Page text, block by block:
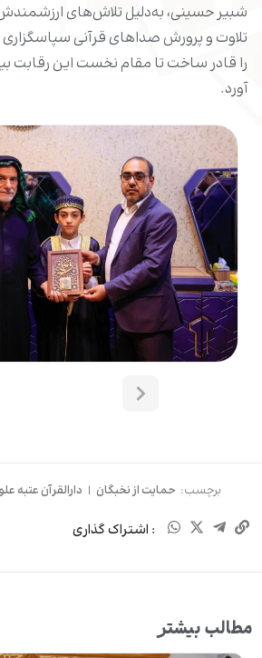
شبیر حسینی، به‌دلیل تلاش‌های
تلاوت و پرورش صداهای قرآنی سپاسگزاری
را قادر ساخت تا مقام نخست این رقابت
آورد.
برچسب: حمایت از نخبگان | دارالقرآن عتبه
: اشتراک گذاری
مطالب بیشتر